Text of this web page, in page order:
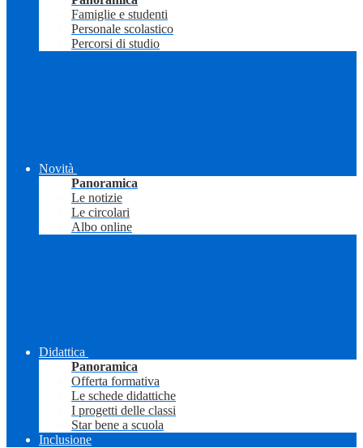
Famiglie e studenti
Personale scolastico
Percorsi di studio
Novità
Panoramica
Le notizie
Le circolari
Albo online
Didattica
Panoramica
Offerta formativa
Le schede didattiche
I progetti delle classi
Star bene a scuola
Inclusione